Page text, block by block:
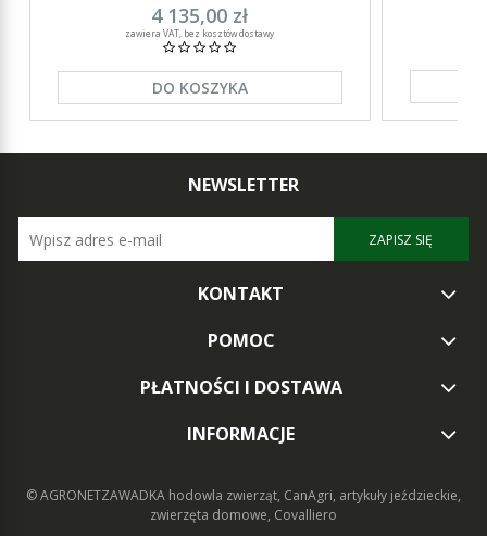
4 135,00 zł
zawiera VAT, bez kosztów dostawy
DO KOSZYKA
NEWSLETTER
ZAPISZ SIĘ
KONTAKT
POMOC
PŁATNOŚCI I DOSTAWA
INFORMACJE
© AGRONETZAWADKA hodowla zwierząt, CanAgri, artykuły jeździeckie,
zwierzęta domowe, Covalliero